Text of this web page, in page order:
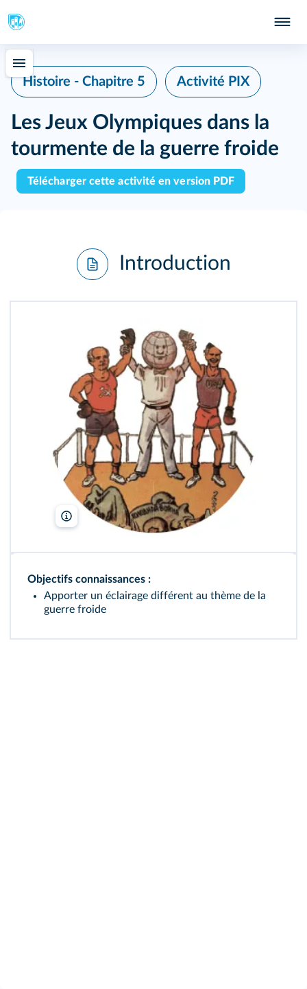
Histoire - Chapitre 5 Activité PIX
Les Jeux Olympiques dans la
tourmente de la guerre froide
Télécharger cette activité en version PDF
Introduction
BDIC/DR
Objectifs connaissances :
Apporter un éclairage différent au thème de la
guerre froide